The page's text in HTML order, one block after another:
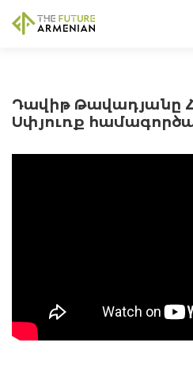
Դավիթ Թավադյանը
Սփյուռք